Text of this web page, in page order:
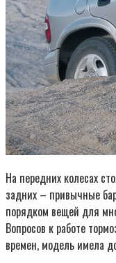
На передних колесах
задних – привычные
порядком вещей для
Вопросов к работе
времен, модель имела